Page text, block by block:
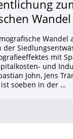
Wandel
mit
und
John, Jens
soeben in der …